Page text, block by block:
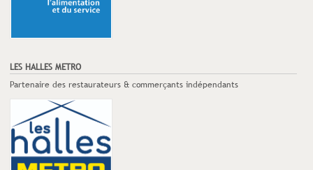
LES HALLES METRO
Partenaire des restaurateurs & commerçants indépendants